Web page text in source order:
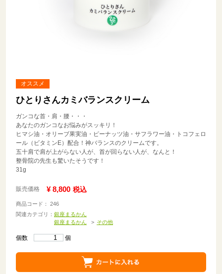
オススメ
ひとりさんカミバランスクリーム
ガンコな首・肩・腰・・・
あなたのガンコなお悩みがスッキリ！
ヒマシ油・オリーブ果実油・ピーナッツ油・サフラワー油・トコフェロ
ール（ビタミンE）配合！神バランスのクリームです。
五十肩で肩が上がらない人が、首が回らない人が、なんと！
整骨院の先生も驚いたそうです！
31g
販売価格 ¥ 8,800 税込
商品コード： 246
関連カテゴリ： 銀座まるかん
銀座まるかん
その他
個数 個